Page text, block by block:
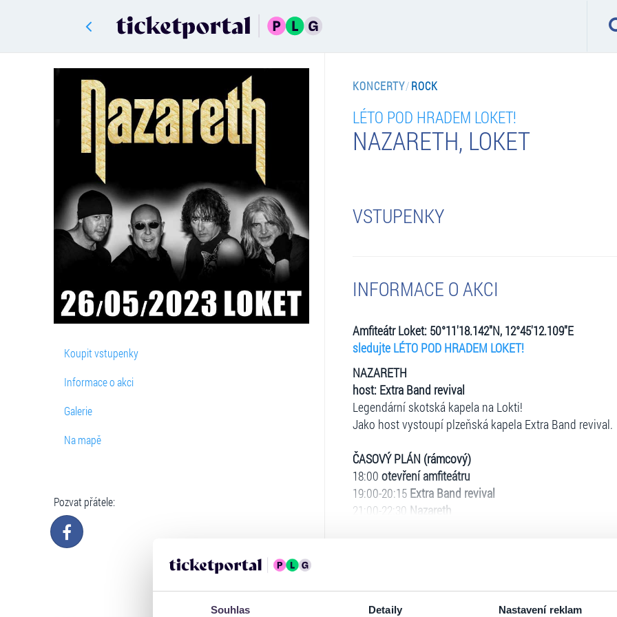
Souhlas Detaily Nastavení reklam
Koupit vstupenky
Informace o akci
Galerie
Na mapě
Pozvat přátele:
KONCERTY/ROCK
LÉTO POD HRADEM LOKET!
NAZARETH, LOKET
VSTUPENKY
INFORMACE O AKCI
Amfiteátr Loket: 50°11'18.142"N, 12°45'12.109"E
sledujte LÉTO POD HRADEM LOKET!
NAZARETH
host: Extra Band revival
Legendární skotská kapela na Lokti!
Jako host vystoupí plzeňská kapela Extra Band revival.
ČASOVÝ PLÁN (rámcový)
18:00 otevření amfiteátru
19:00-20:15 Extra Band revival
21:00-22:30 Nazareth
KOUPIT DVOUDENNÍ VSTUPENKU Loket víkend 2023 s
NAZARETH (26.05.2023) + Beatová síň slávy Radia
VSTUPNÉ:999 Kč (startovací - pouze prvních 999
místě)
Ticketportal je zárukou pravosti